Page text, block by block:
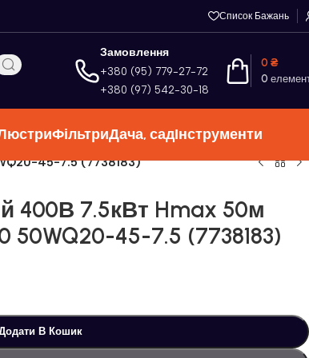
Список Бажань
Замовлення
+380 (95) 779-27-72
+380 (97) 542-30-18
0
0 ₴
ФільтриДача, садІнструменти
45-7.5 (7738183)
400В 7.5кВт Hmax 50м
50WQ20-45-7.5 (7738183)
В Кошик